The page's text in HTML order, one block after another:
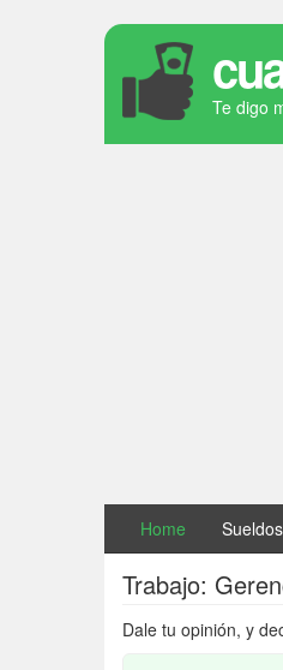
Te digo
Home
Trabajo:
Dale tu opinión, y